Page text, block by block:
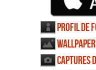
Profil de
Captures